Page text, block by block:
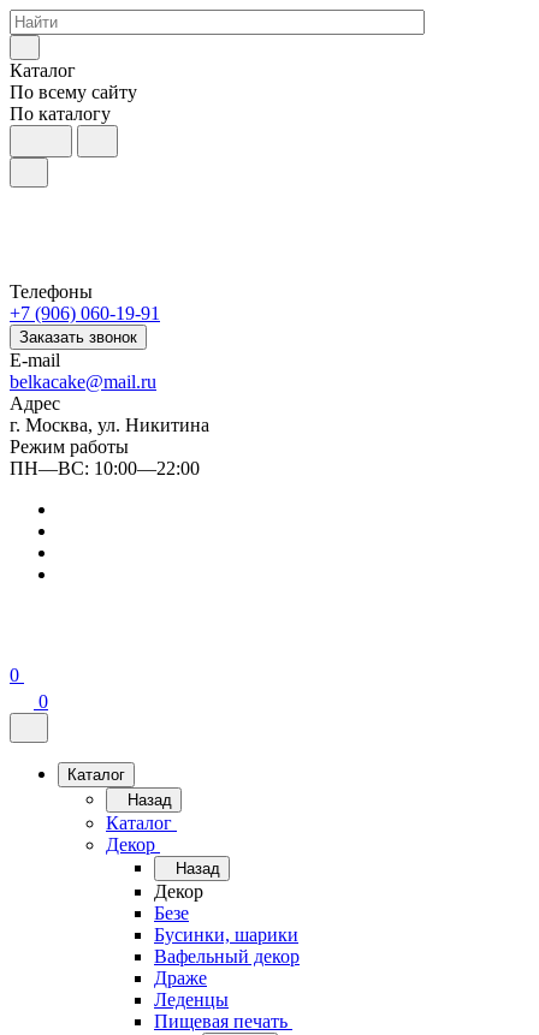
Каталог
По всему сайту
По каталогу
Телефоны
+7 (906) 060-19-91
Заказать звонок
E-mail
belkacake@mail.ru
Адрес
г. Москва, ул. Никитина
Режим работы
ПН—ВС: 10:00—22:00
0
0
Каталог
Назад
Каталог
Декор
Назад
Декор
Безе
Бусинки, шарики
Вафельный декор
Драже
Леденцы
Пищевая печать